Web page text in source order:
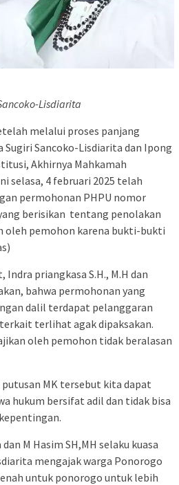
Lisdiarita
melalui proses panjang
Sancoko-Lisdiarita dan Ipong
Akhirnya Mahkamah
selasa, 4 februari 2025 telah
permohonan PHPU nomor
berisikan tentang penolakan
oleh pemohon karena bukti-bukti
priangkasa S.H., M.H dan
bahwa permohonan yang
dalil terdapat pelanggaran
terlihat agak dipaksakan.
oleh pemohon tidak beralasan
MK tersebut kita dapat
hukum bersifat adil dan tidak bisa
M Hasim SH,MH selaku kuasa
mengajak warga Ponorogo
untuk ponorogo untuk lebih